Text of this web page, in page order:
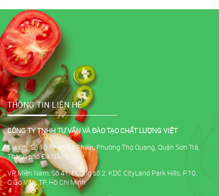
THÔNG TIN LIÊN HỆ
CÔNG TY TNHH TƯ VẤN VÀ ĐÀO TẠO CHẤT LƯỢNG VIỆT
Địa chỉ: Số 10 Phan Bá Phiến, Phường Thọ Quang, Quận Sơn Trà,
Thành phố Đà Nẵng
VP Miền Nam: Số 41, Đường số 2, KDC CityLand Park Hills, P.10,
Q.Gò Vấp, TP. Hồ Chí Minh